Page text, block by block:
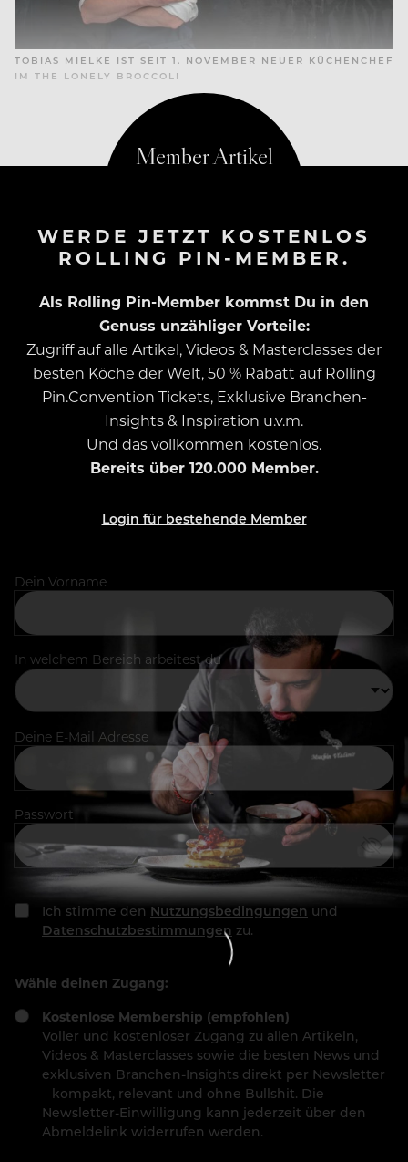
TOBIAS MIELKE IST SEIT 1. NOVEMBER NEUER KÜCHENCHEF
IM THE LONELY BROCCOLI
WERDE JETZT KOSTENLOS
ROLLING PIN-MEMBER.
Als Rolling Pin-Member kommst Du in den
Genuss unzähliger Vorteile:
Zugriff auf alle Artikel, Videos & Masterclasses der
besten Köche der Welt, 50 % Rabatt auf Rolling
Pin.Convention Tickets, Exklusive Branchen-
Insights & Inspiration u.v.m.
Und das vollkommen kostenlos.
Bereits über 120.000 Member.
Login für bestehende Member
Dein Vorname
In welchem Bereich arbeitest du
Deine E-Mail Adresse
Passwort
Ich stimme den Nutzungsbedingungen und
Datenschutzbestimmungen zu.
Wähle deinen Zugang:
Kostenlose Membership (empfohlen)
Voller und kostenloser Zugang zu allen Artikeln,
Videos & Masterclasses sowie die besten News und
exklusiven Branchen-Insights direkt per Newsletter
– kompakt, relevant und ohne Bullshit. Die
Newsletter-Einwilligung kann jederzeit über den
Abmeldelink widerrufen werden.